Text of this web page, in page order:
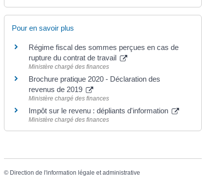
Pour en savoir plus
Régime fiscal des sommes perçues en cas de
rupture du contrat de travail
Ministère chargé des finances
Brochure pratique 2020 - Déclaration des
revenus de 2019
Ministère chargé des finances
Impôt sur le revenu : dépliants d'information
Ministère chargé des finances
© Direction de l'information légale et administrative